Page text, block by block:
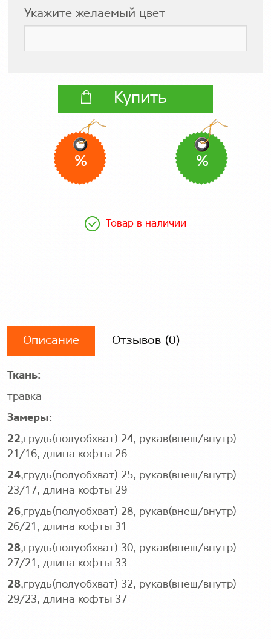
Укажите желаемый цвет
Купить
% %
Товар в наличии
Описание Отзывов (0)
Ткань:
травка
Замеры:
22,грудь(полуобхват) 24, рукав(внеш/внутр)
21/16, длина кофты 26
24,грудь(полуобхват) 25, рукав(внеш/внутр)
23/17, длина кофты 29
26,грудь(полуобхват) 28, рукав(внеш/внутр)
26/21, длина кофты 31
28,грудь(полуобхват) 30, рукав(внеш/внутр)
27/21, длина кофты 33
28,грудь(полуобхват) 32, рукав(внеш/внутр)
29/23, длина кофты 37